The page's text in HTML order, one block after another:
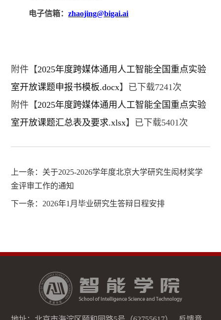
电子信箱：zhaojing@bigai.ai
附件【2025年度跨媒体通用人工智能全国重点实验
室开放课题申报书模板.docx】已下载7241 次
附件【2025年度跨媒体通用人工智能全国重点实验
室开放课题汇总表及要求.xlsx】已下载5401 次
上一条： 关于2025-2026学年度北京大学研究生闳材奖学
金评审工作的通知
下一条： 2026年1月毕业研究生答辩日程安排